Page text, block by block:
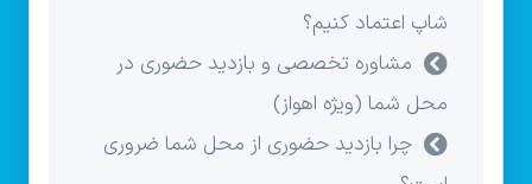
شاپ اعتماد کنیم؟
مشاوره تخصصی و بازدید حضوری در
محل شما (ویژه اهواز)
چرا بازدید حضوری از محل شما ضروری